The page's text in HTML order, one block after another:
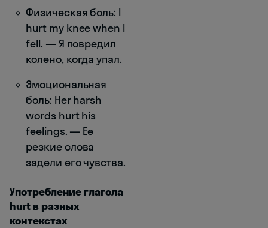
Физическая боль: I
hurt my knee when I
fell. — Я повредил
колено, когда упал.
Эмоциональная
боль: Her harsh
words hurt his
feelings. — Ее
резкие слова
задели его чувства.
Употребление глагола
hurt в разных
контекстах